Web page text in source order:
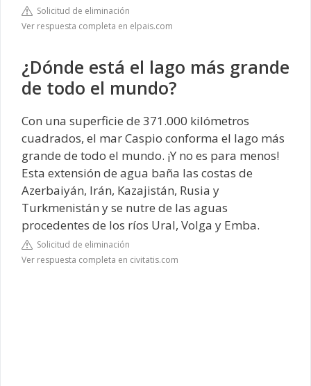
Solicitud de eliminación
Ver respuesta completa en elpais.com
¿Dónde está el lago más grande
de todo el mundo?
Con una superficie de 371.000 kilómetros
cuadrados, el mar Caspio conforma el lago más
grande de todo el mundo. ¡Y no es para menos!
Esta extensión de agua baña las costas de
Azerbaiyán, Irán, Kazajistán, Rusia y
Turkmenistán y se nutre de las aguas
procedentes de los ríos Ural, Volga y Emba.
Solicitud de eliminación
Ver respuesta completa en civitatis.com